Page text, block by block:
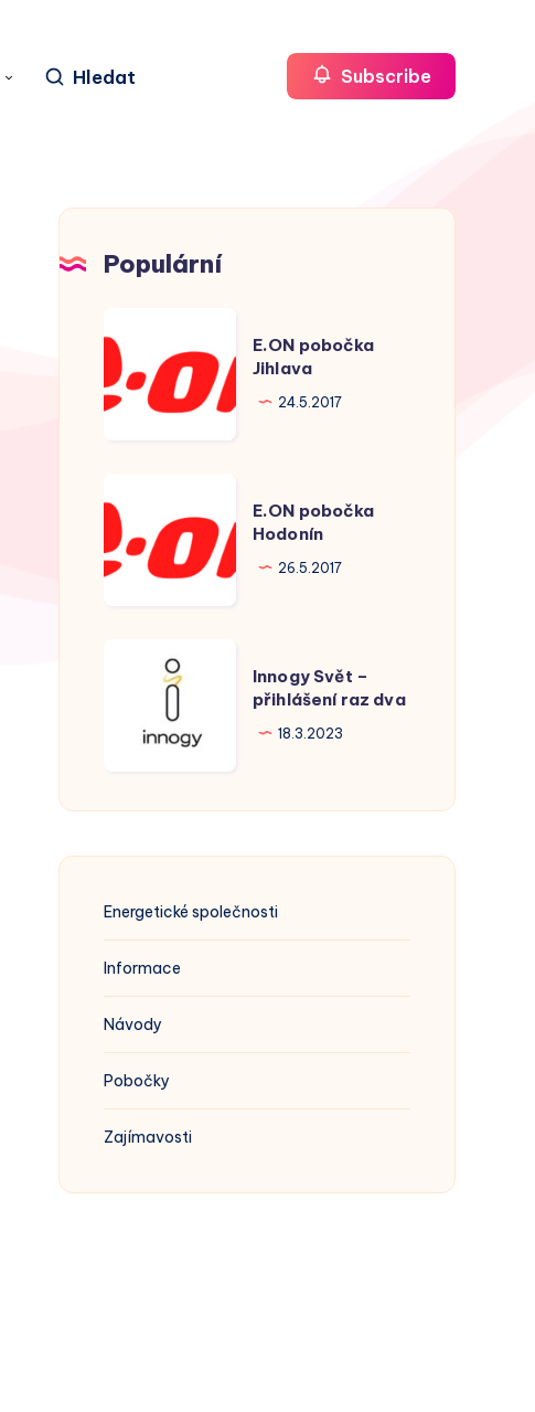
Hledat Subscribe
Populární
pobočka
Jihlava
E.ON pobočka
Jihlava
24.5.2017
pobočka
Hodonín
E.ON pobočka
Hodonín
26.5.2017
přihlášení
dva
Innogy Svět –
přihlášení raz dva
18.3.2023
Energetické společnosti
Informace
Návody
Pobočky
Zajímavosti